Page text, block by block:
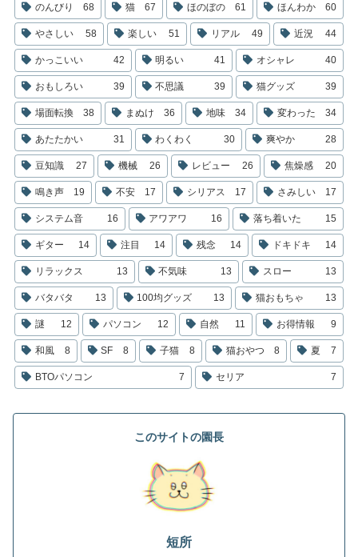
のんびり 68 猫 67 ほのぼの 61 ほんわか 60
やさしい 58 楽しい 51 リアル 49 近況 44
かっこいい 42 明るい 41 オシャレ 40
おもしろい 39 不思議 39 猫グッズ 39
場面転換 38 まぬけ 36 地味 34 変わった 34
あたたかい 31 わくわく 30 爽やか 28
豆知識 27 機械 26 レビュー 26 焦燥感 20
鳴き声 19 不安 17 シリアス 17 さみしい 17
システム音 16 アワアワ 16 落ち着いた 15
ギター 14 注目 14 残念 14 ドキドキ 14
リラックス 13 不気味 13 スロー 13
バタバタ 13 100均グッズ 13 猫おもちゃ 13
謎 12 パソコン 12 自然 11 お得情報 9
和風 8 SF 8 子猫 8 猫おやつ 8 夏 7
BTOパソコン 7 セリア 7
このサイトの園長
短所